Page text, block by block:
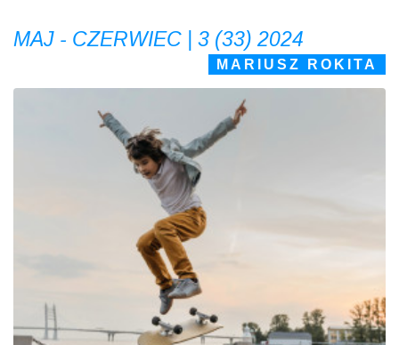
MAJ - CZERWIEC | 3 (33) 2024
MARIUSZ ROKITA